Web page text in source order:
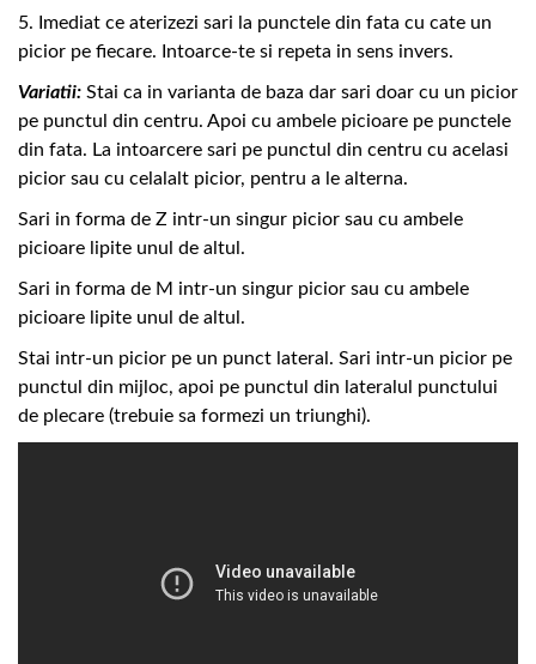
5. Imediat ce aterizezi sari la punctele din fata cu cate un
picior pe fiecare. Intoarce-te si repeta in sens invers.
Variatii: Stai ca in varianta de baza dar sari doar cu un picior
pe punctul din centru. Apoi cu ambele picioare pe punctele
din fata. La intoarcere sari pe punctul din centru cu acelasi
picior sau cu celalalt picior, pentru a le alterna.
Sari in forma de Z intr-un singur picior sau cu ambele
picioare lipite unul de altul.
Sari in forma de M intr-un singur picior sau cu ambele
picioare lipite unul de altul.
Stai intr-un picior pe un punct lateral. Sari intr-un picior pe
punctul din mijloc, apoi pe punctul din lateralul punctului
de plecare (trebuie sa formezi un triunghi).